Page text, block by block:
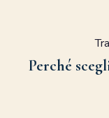
Perché